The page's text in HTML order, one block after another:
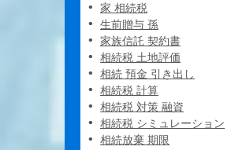
家 相続税
生前贈与 孫
家族信託 契約書
相続税 土地評価
相続 預金 引き出し
相続税 計算
相続税 対策 融資
相続税 シミュレーション
相続放棄 期限